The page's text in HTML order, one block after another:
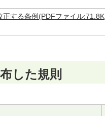
する条例(PDFファイル:71.8K
した規則